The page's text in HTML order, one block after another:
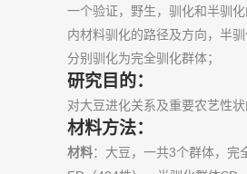
一个验证，野生，驯化和半驯
内材料驯化的路径及方向，半
分别驯化为完全驯化群体；
研究目的：
对大豆进化关系及重要农艺性
材料方法：
材料：大豆，一共3个群体，完